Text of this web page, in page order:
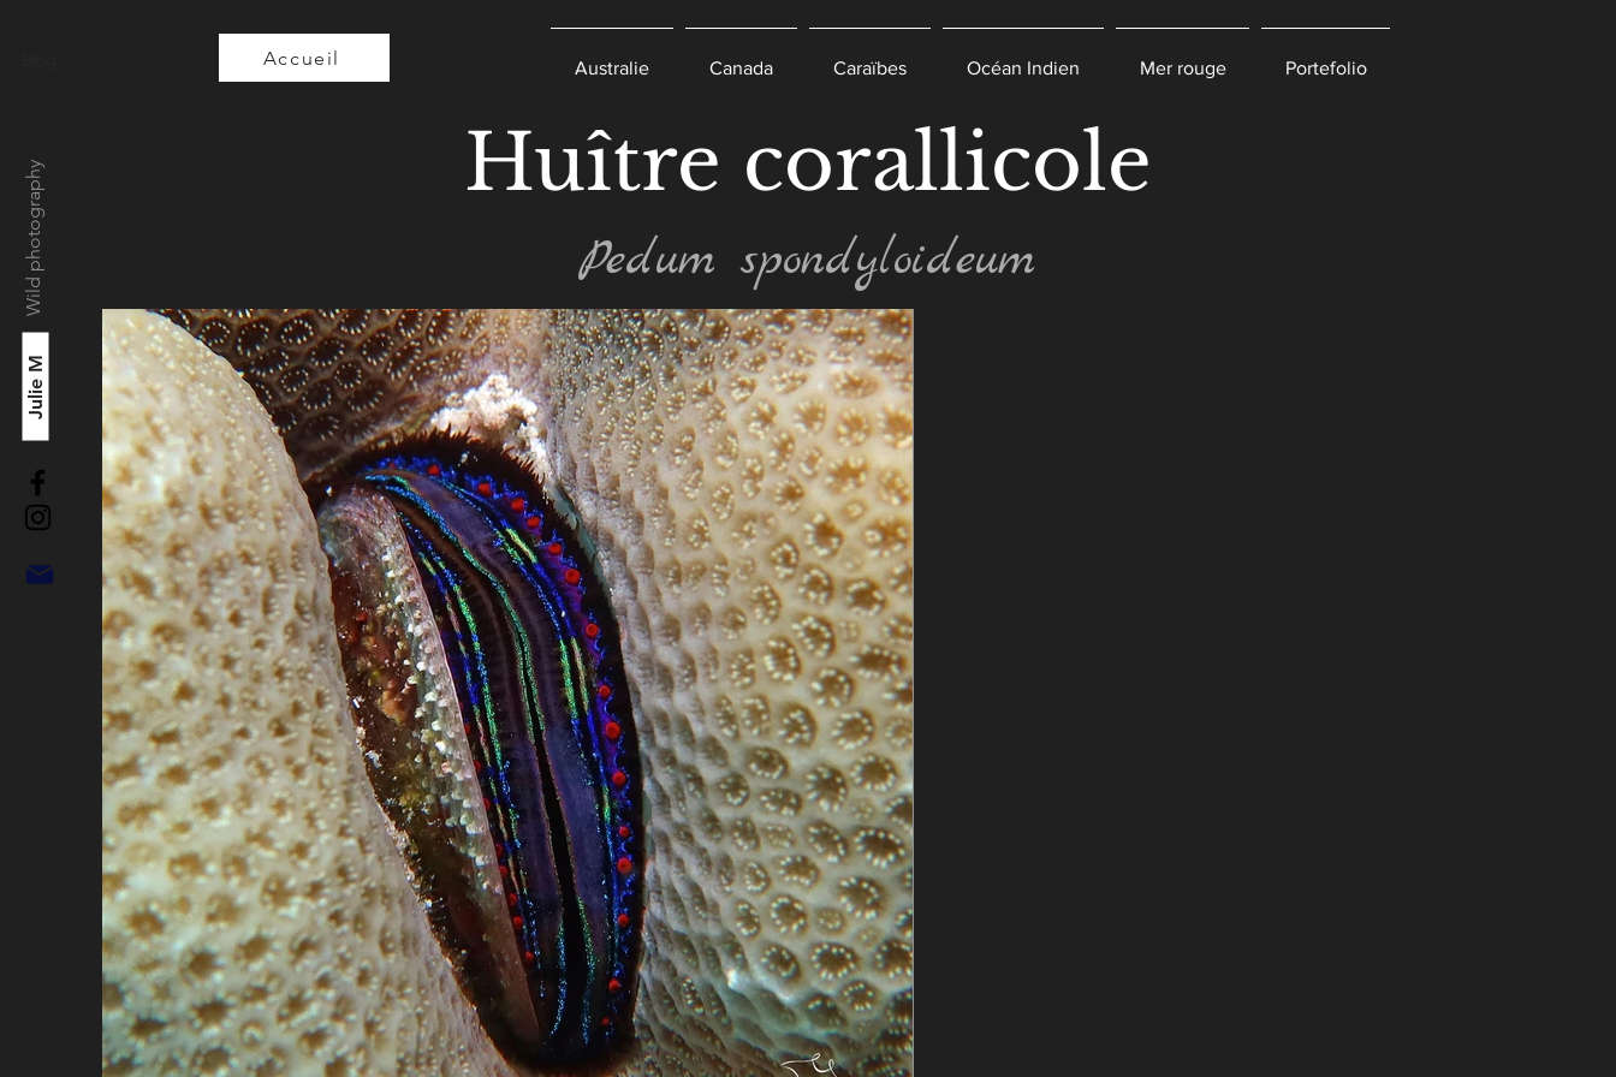
Wild photography
Julie M
Accueil Australie Canada Caraïbes Océan Indien Mer rouge Portefolio
Huître corallicole
Pedum spondyloideum